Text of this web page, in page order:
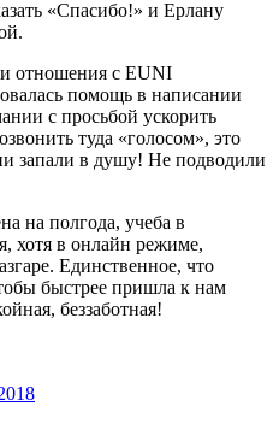
«Спасибо!» и Ерлану
отношения с EUNI
помощь в написании
с просьбой ускорить
туда «голосом», это
запали в душу! Не подводили
на полгода, учеба в
хотя в онлайн режиме,
Единственное, что
быстрее пришла к нам
беззаботная!